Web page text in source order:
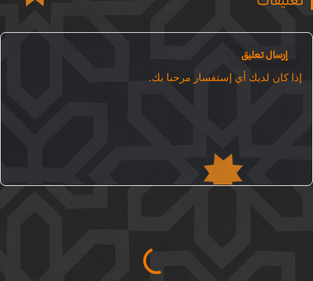
إرسال تعليق
كان لديك أي إستفسار مرحبا بك.